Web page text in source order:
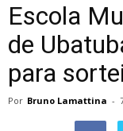
Escola
de
para
Por Bruno Lamattina -